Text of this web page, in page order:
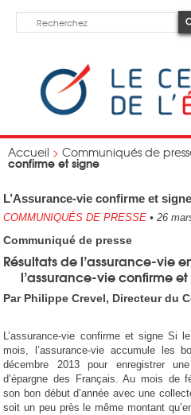
Accueil > Communiqués de
confirme et signe
L’Assurance-vie confirme et signe
COMMUNIQUÉS DE PRESSE • 26
Communiqué de presse
Résultats de l’assurance-vie
l’assurance-vie confirme
Par Philippe Crevel, Directeur du
L’assurance-vie confirme et signe Si
mois, l’assurance-vie accumule les
décembre 2013 pour enregistrer
d’épargne des Français. Au mois de
son bon début d’année avec une
soit un peu près le même montant